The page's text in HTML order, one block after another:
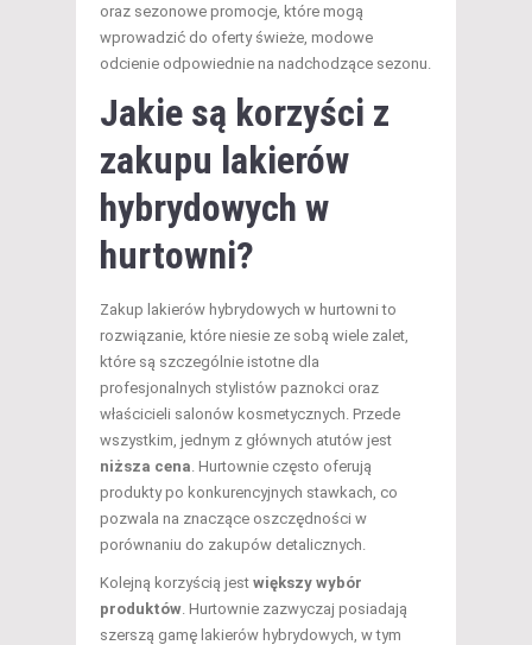
oraz sezonowe promocje, które mogą
wprowadzić do oferty świeże, modowe
odcienie odpowiednie na nadchodzące sezonu.
Jakie są korzyści z
zakupu lakierów
hybrydowych w
hurtowni?
Zakup lakierów hybrydowych w hurtowni to
rozwiązanie, które niesie ze sobą wiele zalet,
które są szczególnie istotne dla
profesjonalnych stylistów paznokci oraz
właścicieli salonów kosmetycznych. Przede
wszystkim, jednym z głównych atutów jest
niższa cena . Hurtownie często oferują
produkty po konkurencyjnych stawkach, co
pozwala na znaczące oszczędności w
porównaniu do zakupów detalicznych.
Kolejną korzyścią jest większy wybór
produktów . Hurtownie zazwyczaj posiadają
szerszą gamę lakierów hybrydowych, w tym